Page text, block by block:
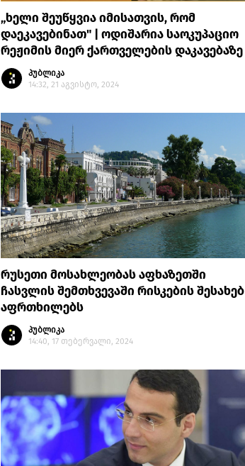
„ხელი შეუწყვია იმისათვის, რომ
დაეკავებინათ" | ოდიშარია საოკუპაციო
რეჟიმის მიერ ქართველების დაკავებაზე
პუბლიკა
14:32, 21 აგვისტო, 2024
რუსეთი მოსახლეობას აფხაზეთში
ჩასვლის შემთხვევაში რისკების შესახებ
აფრთხილებს
პუბლიკა
14:40, 17 თებერვალი, 2024